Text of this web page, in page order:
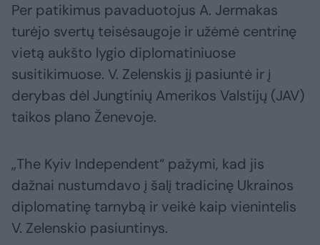
Per patikimus pavaduotojus A. Jermakas
turėjo svertų teisėsaugoje ir užėmė centrinę
vietą aukšto lygio diplomatiniuose
susitikimuose. V. Zelenskis jį pasiuntė ir į
derybas dėl Jungtinių Amerikos Valstijų (JAV)
taikos plano Ženevoje.
„The Kyiv Independent“ pažymi, kad jis
dažnai nustumdavo į šalį tradicinę Ukrainos
diplomatinę tarnybą ir veikė kaip vienintelis
V. Zelenskio pasiuntinys.